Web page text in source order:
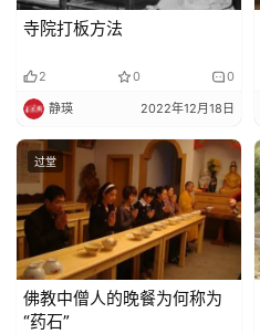
教
艺
术
政
策
法
规
免
责
声
寺院打板方法
2 0 0
静瑛 2022年12月18日
过堂
佛教中僧人的晚餐为何称为
“药石”